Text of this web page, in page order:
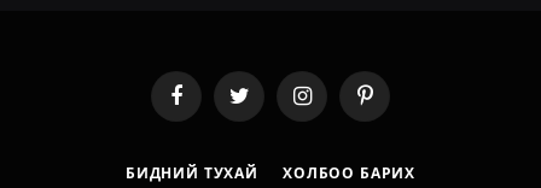
FacebookTwitter InstagramPinterest
БИДНИЙ ТУХАЙ ХОЛБОО БАРИХ